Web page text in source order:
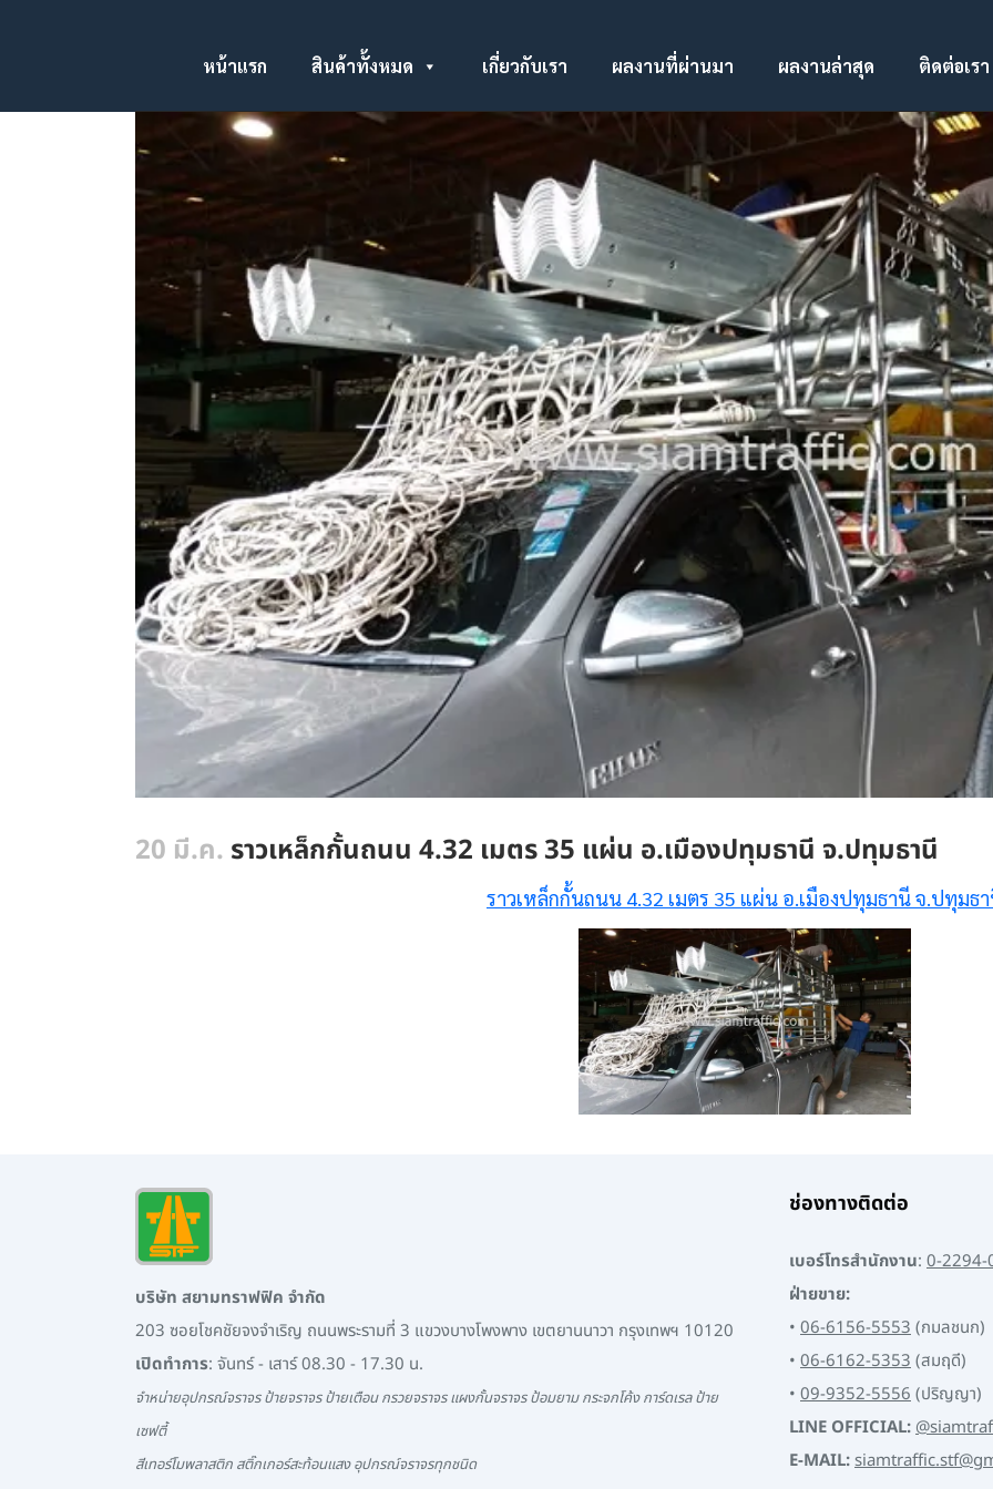
หน้าแรก สินค้าทั้งหมด เกี่ยวกับเรา ผลงานที่ผ่านมา ผลงานล่าสุด ติดต่อเรา
20 มี.ค. ราวเหล็กกั้นถนน 4.32 เมตร 35 แผ่น อ.เมืองปทุมธานี จ.ปทุมธานี
ราวเหล็กกั้นถนน 4.32 เมตร 35 แผ่น อ.เมืองปทุมธานี จ.ปทุมธ
บริษัท สยามทราฟฟิค จำกัด
203 ซอยโชคชัยจงจำเริญ ถนนพระรามที่ 3 แขวงบางโพงพาง เขตยานนาวา กรุงเทพฯ 10120
เปิดทำการ: จันทร์ - เสาร์ 08.30 - 17.30 น.
จำหน่ายอุปกรณ์จราจร ป้ายจราจร ป้ายเตือน กรวยจราจร แผงกั้นจราจร ป้อมยาม กระจกโค้ง การ์ดเรล ป้าย
เซฟตี้
สีเทอร์โมพลาสติก สติ๊กเกอร์สะท้อนแสง อุปกรณ์จราจรทุกชนิด
ช่องทางติดต่อ
เบอร์โทรสำนักงาน: 0-
ฝ่ายขาย:
• 06-6156-5553(กมลชนก)
• 06-6162-5353(สมฤดี)
• 09-9352-5556(ปริญญา)
LINE OFFICIAL:
E-MAIL: